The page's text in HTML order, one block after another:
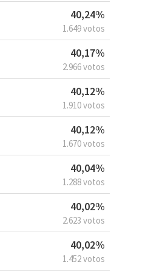
40,24%
1.649 votos
40,17%
2.966 votos
40,12%
1.910 votos
40,12%
1.670 votos
40,04%
1.288 votos
40,02%
2.623 votos
40,02%
1.452 votos